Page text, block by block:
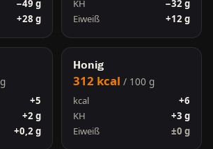
−49 g
+28 g
KH
−32 g
Eiweiß
+12 g
+5
+2 g
+0,2 g
Honig
312 kcal/ 100 g
kcal
+6
KH
+3 g
Eiweiß
±0 g